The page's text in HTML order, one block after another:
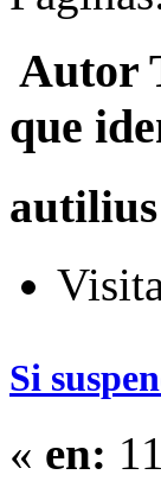
Autor
que
autilius
Si
« en: